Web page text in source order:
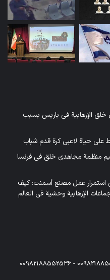
الإرهابية في باريس بسبب
على حياة لاعبي كرة قدم شباب
منظمة مجاهدي خلق في فرنسا
استمرار عمل مصنع أسمنت: كيف
الإرهابية وحشية في العالم